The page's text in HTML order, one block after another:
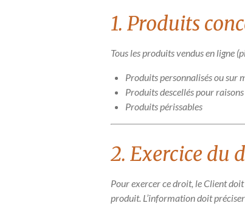
1. Produits
Tous les produits vendus en ligne
Produits personnalisés ou sur
Produits descellés pour
Produits périssables
2. Exercice du
Pour exercer ce droit, le Client
produit. L’information doit